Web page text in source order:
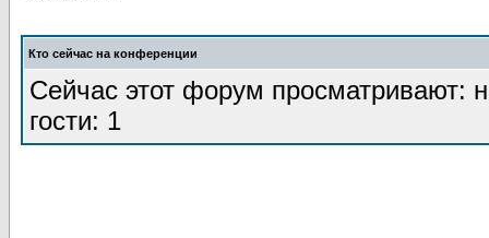
Кто сейчас на конференции
Сейчас этот форум просматривают:
гости: 1